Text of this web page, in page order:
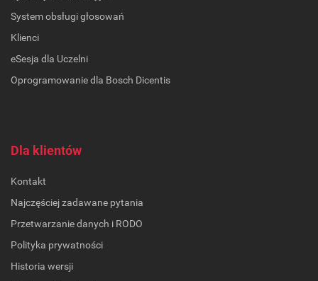
System obsługi głosowań
Klienci
eSesja dla Uczelni
Oprogramowanie dla Bosch Dicentis
Dla klientów
Kontakt
Najczęściej zadawane pytania
Przetwarzanie danych i RODO
Polityka prywatności
Historia wersji